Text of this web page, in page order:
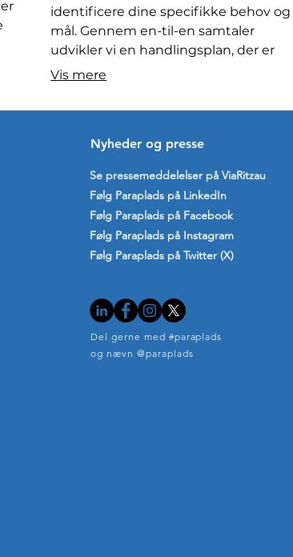
identificere dine specifikke behov og
mål. Gennem en-til-en samtaler
udvikler vi en handlingsplan, der er
skræddersyet til din situation. Få
der passer lige til dig. Dette er første
eller professionelle mål.
Vis mere
​Nyheder og presse
Se pressemeddelelser på ViaRitzau
Følg Paraplads på LinkedIn
Følg Paraplads på Facebook
Følg Paraplads på Instagram
Følg Paraplads på Twitter (X)
Del gerne med #paraplads
og nævn @paraplads